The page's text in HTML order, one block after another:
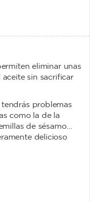
eliminar unas
aceite sin sacrificar
problemas
como la de la
de sésamo…
delicioso